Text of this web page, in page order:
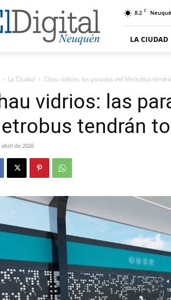
8.2 C
LA CIUDAD
La Ciudad Chau vidrios: las paradas del Metrobus
vidrios: las
tendrán
abril de 2026